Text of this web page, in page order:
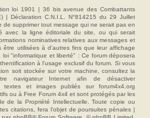
loi 1901 | 36 bis avenue des Combattants
| Déclaration C.N.I.L. N°814215 du 29 Juillet
supprimer tout message qui ne serait pas en
avec la ligne éditoriale du site, ou qui serait
nominatives relatives aux messages et
utilisées à d'autres fins que leur affichage
"informatique et liberté" : Ce forum déposera
à l'usage exclusif du forum. Si vous
soit stockée sur votre machine, consultez la
navigateur Internet afin de désactiver
textes et images publiés sur forum4x4.org
ou à Free Forum 4x4 et sont protégés par les
de la Propriété Intellectuelle. Toute copie ou
citations, fera l'objet de poursuites pénales |